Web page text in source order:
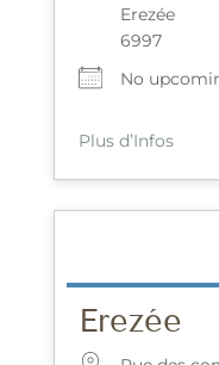
Erezée
6997
No
Plus d’Infos
Erezée